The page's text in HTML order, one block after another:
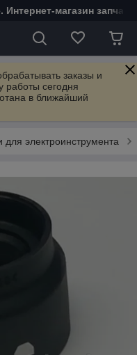
магазин
заказы и
работы сегодня
в ближайший
для электроинструмента